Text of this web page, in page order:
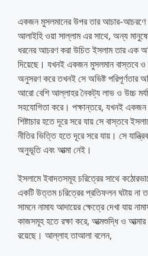
একজন মুসলমানের উপর তার আচার-আচরণে
আলাইহি ওয়া সাল্লাম এর সাথে, অন্য
ধরনের আচরণ করা উচিত ইসলাম তার এক
দিয়েছে। যখনই একজন মুসলমান বাস্তবে ও
অনুসরণ করে তখনই সে অভিষ্ট পরিপূর্ণতার
আরো বেশি আল্লাহর নৈকট্য লাভ ও উচ্চ
সহযোগিতা করে। পক্ষান্তরে, যখনই একজন
শিষ্টাচার হতে দূরে সরে যায় সে বাস্তবে
নীতির ভিত্তি হতে দূরে সরে যায়। সে
অনুভূতি এবং আত্মা নেই।
ইসলামে ইবাদতসমূহ চরিত্রের সাথে
একটি উত্তম চরিত্রের প্রতিফলন ঘটায়
সামনে নামায আদায়ের ক্ষেত্রে দেখা যায়
কাজসমূহ হতে রক্ষা করে, আত্মশুদ্ধি ও
রয়েছে। আল্লাহ তাআলা বলেন,